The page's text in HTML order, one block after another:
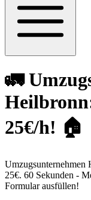
🚛
25€/h! 🏠
Umzugsunternehmen
25€. 60 Sekunden -
Formular ausfüllen!